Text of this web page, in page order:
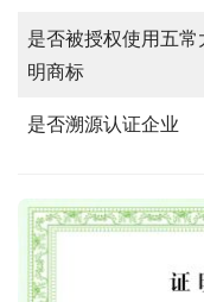
是否被授权使用五常
明商标
是否溯源认证企业